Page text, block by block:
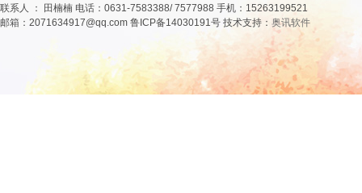
联系人 ： 田楠楠 电话：0631-7583388/ 7577988 手机：15263199521
邮箱：2071634917@qq.com 鲁ICP备14030191号 技术支持： 奥讯软件